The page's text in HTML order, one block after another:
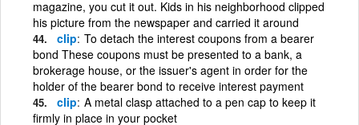
magazine, you cut it out. Kids in his neighborhood clipped
his picture from the newspaper and carried it around
clip To detach the interest coupons from a bearer
bond These coupons must be presented to a bank, a
brokerage house, or the issuer's agent in order for the
holder of the bearer bond to receive interest payment
clip A metal clasp attached to a pen cap to keep it
firmly in place in your pocket